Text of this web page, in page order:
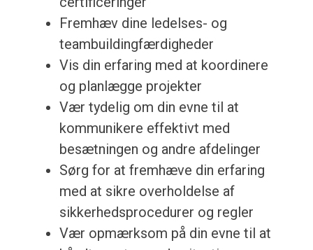
Fremhæv dine ledelses- og
teambuildingfærdigheder
Vis din erfaring med at koordinere
og planlægge projekter
Vær tydelig om din evne til at
kommunikere effektivt med
besætningen og andre afdelinger
Sørg for at fremhæve din erfaring
med at sikre overholdelse af
sikkerhedsprocedurer og regler
Vær opmærksom på din evne til at